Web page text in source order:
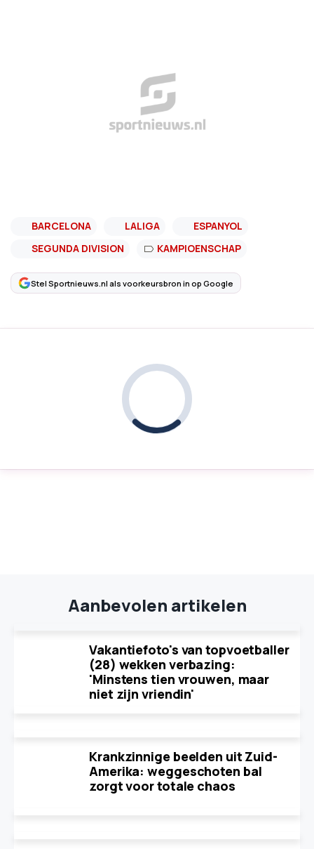
BARCELONA LALIGA
ESPANYOL
SEGUNDA DIVISION
KAMPIOENSCHAP
Stel Sportnieuws.nl als voorkeursbron in op Google
Aanbevolen artikelen
Vakantiefoto's van topvoetballer
(28) wekken verbazing:
'Minstens tien vrouwen, maar
niet zijn vriendin'
Krankzinnige beelden uit Zuid-
Amerika: weggeschoten bal
zorgt voor totale chaos